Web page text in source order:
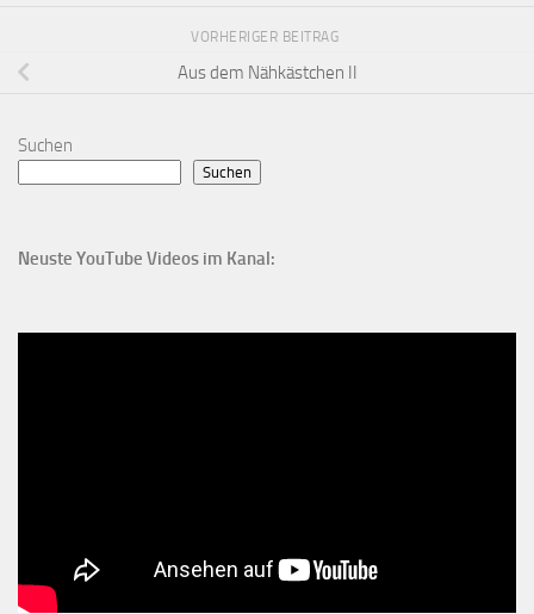
VORHERIGER BEITRAG
Aus dem Nähkästchen II
Suchen
Suchen
Neuste YouTube Videos im Kanal: